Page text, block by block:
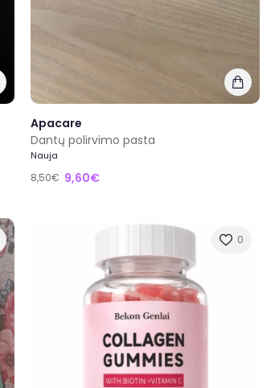
Apacare
Dantų polirvimo pasta
Nauja
8,50€ 9,60€
0